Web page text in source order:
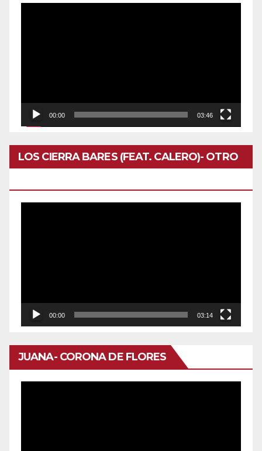
00:00 03:46
LOS CIERRA BARES (FEAT. CALERO)- OTRO
00:00 03:14
JUANA- CORONA DE FLORES